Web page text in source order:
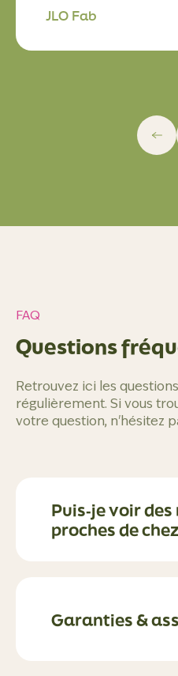
Yohan Maleyran
FAQ
Questions
Retrouvez ici les
régulièrement. Si vous
votre question, n'hésitez
Puis‑je voir
proches de
Garanties &